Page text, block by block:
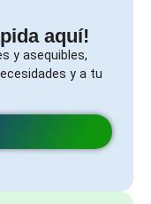
aquí!
y asequibles,
y a tu